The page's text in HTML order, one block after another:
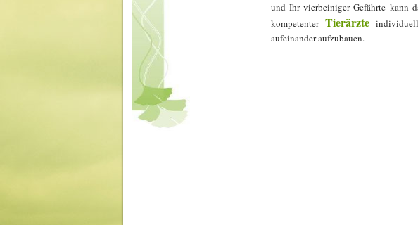
und Ihr vierbeiniger Gefährte kann
kompetenterTierärzte
aufeinander aufzubauen.